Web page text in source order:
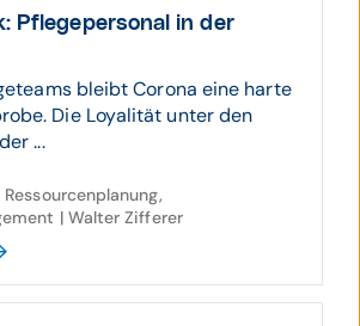
Pflege­personal in der
bleibt Corona eine harte
Die Loyalität unter den
...
| Walter Zifferer